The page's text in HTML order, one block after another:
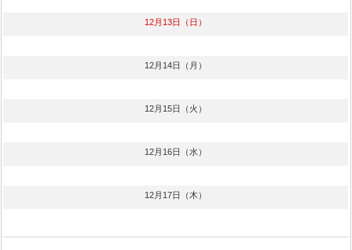
12月13日（日）
12月14日（月）
12月15日（火）
12月16日（水）
12月17日（木）